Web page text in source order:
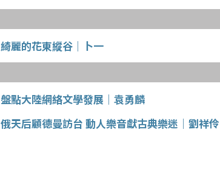
綺麗的花東縱谷｜卜一
盤點大陸網絡文學發展｜袁勇麟
俄天后顧德曼訪台 動人樂音獻古典樂迷｜劉祥伶